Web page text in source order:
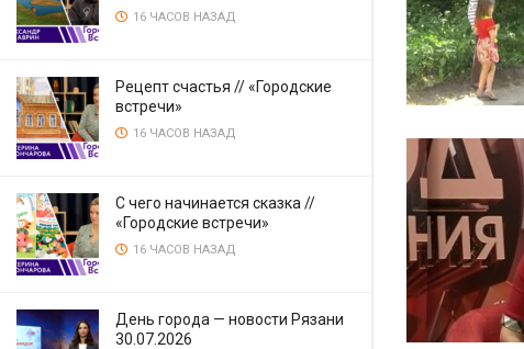
16 ЧАСОВ НАЗАД
Рецепт счастья // «Городские
встречи»
16 ЧАСОВ НАЗАД
С чего начинается сказка //
«Городские встречи»
16 ЧАСОВ НАЗАД
День города — новости Рязани
30.07.2026